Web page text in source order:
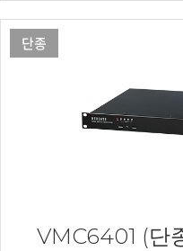
단종
VMC6401 (단